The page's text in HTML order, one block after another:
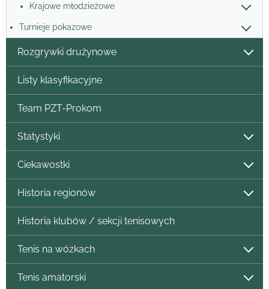
Krajowe młodzieżowe
Turnieje pokazowe
Rozgrywki drużynowe
Listy klasyfikacyjne
Team PZT-Prokom
Statystyki
Ciekawostki
Historia regionów
Historia klubów / sekcji tenisowych
Tenis na wózkach
Tenis amatorski